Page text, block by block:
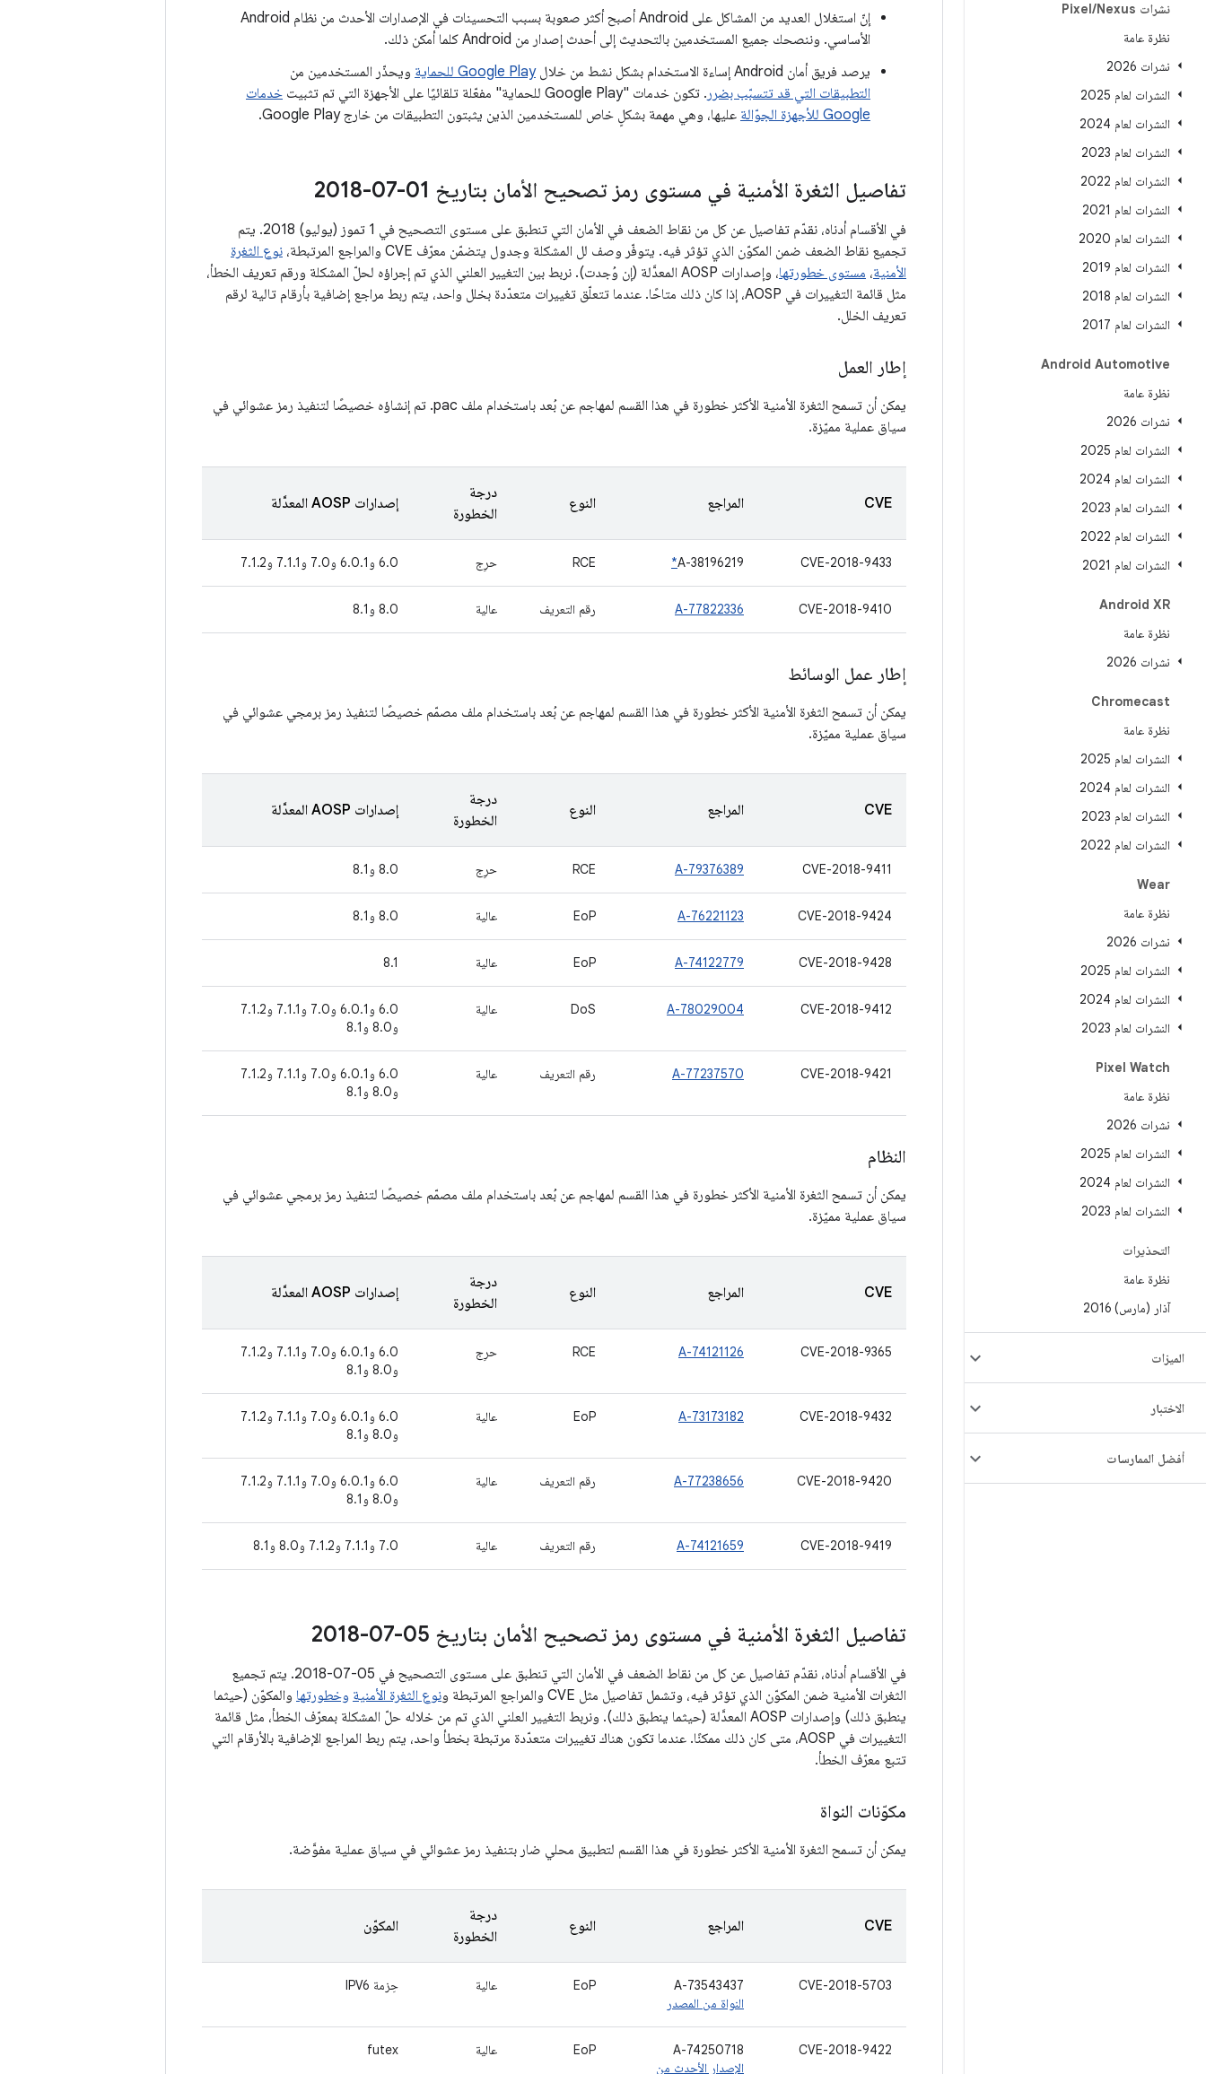
نشرات Pixel /Nexus
نظرة عامة
نشرات 2026
النشرات لعام 2025
النشرات لعام 2024
النشرات لعام 2023
النشرات لعام 2022
النشرات لعام 2021
النشرات لعام 2020
النشرات لعام 2019
النشرات لعام 2018
النشرات لعام 2017
Android Automotive
نظرة عامة
نشرات 2026
النشرات لعام 2025
النشرات لعام 2024
النشرات لعام 2023
النشرات لعام 2022
النشرات لعام 2021
Android XR
نظرة عامة
نشرات 2026
Chromecast
نظرة عامة
النشرات لعام 2025
النشرات لعام 2024
النشرات لعام 2023
النشرات لعام 2022
Wear
نظرة عامة
نشرات 2026
النشرات لعام 2025
النشرات لعام 2024
النشرات لعام 2023
Pixel Watch
نظرة عامة
نشرات 2026
النشرات لعام 2025
النشرات لعام 2024
النشرات لعام 2023
التحذيرات
نظرة عامة
آذار (مارس) 2016
الميزات
الاختبار
أفضل الممارسات
إنّ استغلال العديد من المشاكل على Android أصبح أكثر صعوبة بسبب التحسينات في الإصدارات الأحدث من نظام Android
الأساسي. وننصحك جميع المستخدمين بالتحديث إلى أحدث إصدار من Android كلما أمكن ذلك.
يرصد فريق أمان Android إساءة الاستخدام بشكل نشط من خلال
Google Play للحماية
ويحذّر المستخدمين من
التطبيقات التي قد تتسبّب بضرر . تكون خدمات "Google Play للحماية" مفعّلة تلقائيًا على الأجهزة التي تم تثبيت
خدمات
Google للأجهزة الجوّالة
عليها، وهي مهمة بشكلٍ خاص للمستخدمين الذين يثبتون التطبيقات من خارج Google Play.
تفاصيل الثغرة الأمنية في مستوى رمز تصحيح الأمان بتاريخ 01-07-2018
في الأقسام أدناه، نقدّم تفاصيل عن كل من نقاط الضعف في الأمان التي تنطبق على مستوى التصحيح في 1 تموز (يوليو) 2018. يتم
تجميع نقاط الضعف ضمن المكوّن الذي تؤثر فيه. يتوفّر وصف لل المشكلة وجدول يتضمّن معرّف CVE والمراجع المرتبطة،
نوع الثغرة
الأمنية، مستوى خطورتها
، وإصدارات AOSP المعدَّلة (إن وُجدت). نربط بين التغيير العلني الذي تم إجراؤه لحلّ المشكلة ورقم تعريف الخطأ،
مثل قائمة التغييرات في AOSP، إذا كان ذلك متاحًا. عندما تتعلّق تغييرات متعدّدة بخلل واحد، يتم ربط مراجع إضافية بأرقام تالية لرقم
تعريف الخلل.
إطار العمل
يمكن أن تسمح الثغرة الأمنية الأكثر خطورة في هذا القسم لمهاجم عن بُعد باستخدام ملف pac. تم إنشاؤه خصيصًا لتنفيذ رمز عشوائي في
سياق عملية مميّزة.
CVE المراجع النوع
درجة
الخطورة
إصدارات AOSP المعدَّلة
CVE-2018-9433
A-38196219
*
RCE حرِج 6.0 و6.0.1 و7.0 و7.1.1 و7.1.2
CVE-2018-9410
A-77822336 رقم التعريف عالية 8.0 و8.1
إطار عمل الوسائط
يمكن أن تسمح الثغرة الأمنية الأكثر خطورة في هذا القسم لمهاجم عن بُعد باستخدام ملف مصمّم خصيصًا لتنفيذ رمز برمجي عشوائي في
سياق عملية مميّزة.
CVE المراجع النوع
درجة
الخطورة
إصدارات AOSP المعدَّلة
CVE-2018-9411
A-79376389
RCE حرِج 8.0 و8.1
CVE-2018-9424
A-76221123
EoP عالية 8.0 و8.1
CVE-2018-9428
A-74122779
EoP عالية 8.1
CVE-2018-9412
A-78029004
DoS عالية
6.0 و6.0.1 و7.0 و7.1.1 و7.1.2
و8.0 و8.1
CVE-2018-9421
A-77237570 رقم التعريف عالية
6.0 و6.0.1 و7.0 و7.1.1 و7.1.2
و8.0 و8.1
النظام
يمكن أن تسمح الثغرة الأمنية الأكثر خطورة في هذا القسم لمهاجم عن بُعد باستخدام ملف مصمّم خصيصًا لتنفيذ رمز برمجي عشوائي في
سياق عملية مميّزة.
CVE المراجع النوع
درجة
الخطورة
إصدارات AOSP المعدَّلة
CVE-2018-9365
A-74121126
RCE حرِج
6.0 و6.0.1 و7.0 و7.1.1 و7.1.2
و8.0 و8.1
CVE-2018-9432
A-73173182
EoP عالية
6.0 و6.0.1 و7.0 و7.1.1 و7.1.2
و8.0 و8.1
CVE-2018-9420
A-77238656 رقم التعريف عالية
6.0 و6.0.1 و7.0 و7.1.1 و7.1.2
و8.0 و8.1
CVE-2018-9419
A-74121659 رقم التعريف عالية 7.0 و7.1.1 و7.1.2 و8.0 و8.1
تفاصيل الثغرة الأمنية في مستوى رمز تصحيح الأمان بتاريخ 05‏-07‏-2018
في الأقسام أدناه، نقدّم تفاصيل عن كل من نقاط الضعف في الأمان التي تنطبق على مستوى التصحيح في 05-07-2018. يتم تجميع
الثغرات الأمنية ضمن المكوّن الذي تؤثر فيه، وتشمل تفاصيل مثل CVE والمراجع المرتبطة و
نوع الثغرة الأمنية وخطورتها والمكوّن (حيثما
ينطبق ذلك) وإصدارات AOSP المعدَّلة (حيثما ينطبق ذلك). ونربط التغيير العلني الذي تم من خلاله حلّ المشكلة بمعرّف الخطأ، مثل قائمة
التغييرات في AOSP، متى كان ذلك ممكنًا. عندما تكون هناك تغييرات متعدّدة مرتبطة بخطأ واحد، يتم ربط المراجع الإضافية بالأرقام التي
تتبع معرّف الخطأ.
مكوّنات النواة
يمكن أن تسمح الثغرة الأمنية الأكثر خطورة في هذا القسم لتطبيق محلي ضار بتنفيذ رمز عشوائي في سياق عملية مفوَّضة.
CVE المراجع النوع
درجة
الخطورة
المكوّن
CVE-2018-5703
A-73543437
النواة من المصدر
EoP عالية حِزمة IPV6
CVE-2018-9422
A-74250718
الإصدار الأحدث من
EoP عالية futex